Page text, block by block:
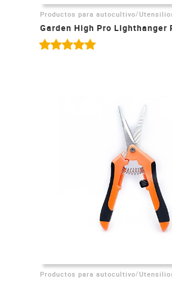
Productos para autocultivo/
Garden High Pro Lighthanger
Productos para autocultivo/